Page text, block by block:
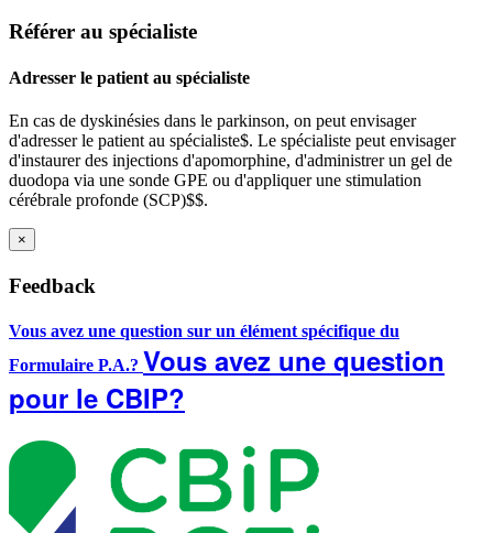
Référer au spécialiste
Adresser le patient au spécialiste
En cas de dyskinésies dans le parkinson, on peut envisager
d'adresser le patient au spécialiste$​​​​​​​. Le spécialiste peut envisager
d'instaurer des injections d'apomorphine, d'administrer un gel de
duodopa via une sonde GPE ou d'appliquer une stimulation
cérébrale profonde (SCP)$$.
×
Feedback
Vous avez une question sur un élément spécifique du
Formulaire P.A.? Vous avez une question
pour le CBIP?